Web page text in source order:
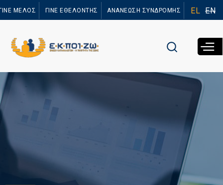
προς το
ΜΕΛΟΣ ΓΙΝΕ ΕΘΕΛΟΝΤΗΣ ΑΝΑΝΕΩΣΗ ΣΥΝΔΡΟΜΗΣ EL EN